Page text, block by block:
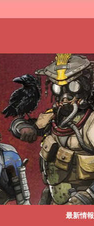
最新情報